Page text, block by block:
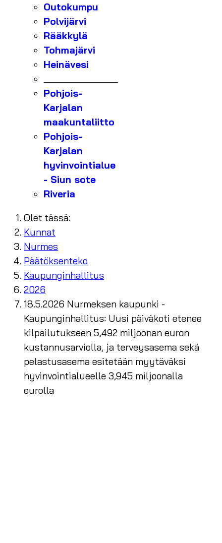
Outokumpu
Polvijärvi
Rääkkylä
Tohmajärvi
Heinävesi
Pohjois-
Karjalan
maakuntaliitto
Pohjois-
Karjalan
hyvinvointialue
- Siun sote
Riveria
Olet tässä:
Kunnat
Nurmes
Päätöksenteko
Kaupunginhallitus
2026
18.5.2026 Nurmeksen kaupunki -
Kaupunginhallitus: Uusi päiväkoti etenee
kilpailutukseen 5,492 miljoonan euron
kustannusarviolla, ja terveysasema sekä
pelastusasema esitetään myytäväksi
hyvinvointialueelle 3,945 miljoonalla
eurolla